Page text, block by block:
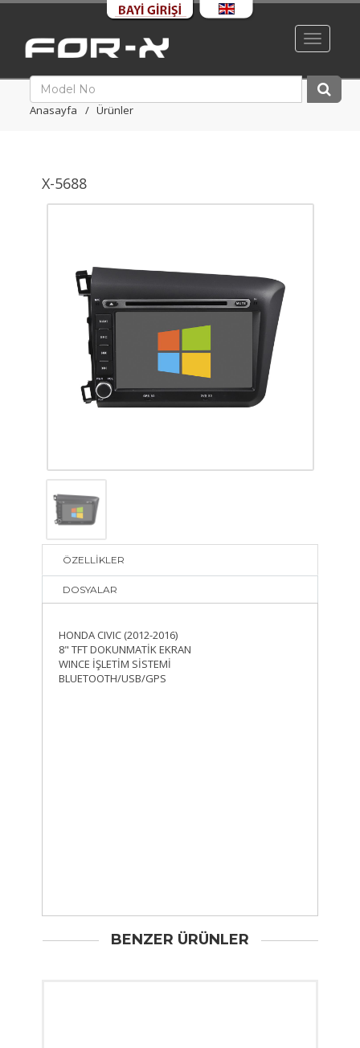
Toggle
Anasayfa Ürünler
X-5688
ÖZELLİKLER
DOSYALAR
HONDA CIVIC (2012-2016)
8" TFT DOKUNMATİK EKRAN
WINCE İŞLETİM SİSTEMİ
BLUETOOTH/USB/GPS
BENZER ÜRÜNLER